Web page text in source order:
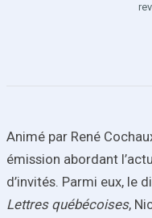
Animé par René
émission abordant
d’invités. Parmi eux, le
Lettres québécoises,